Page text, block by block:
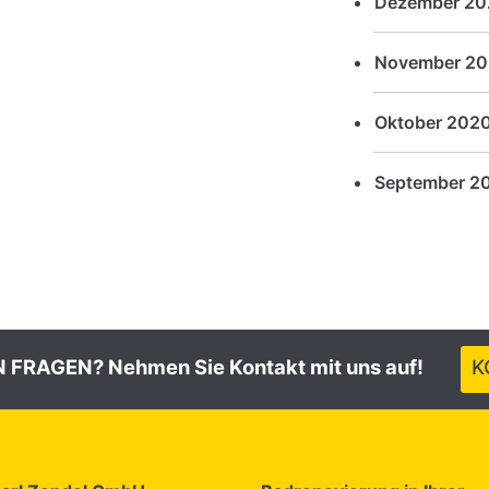
November
Oktober
September
FRAGEN? Nehmen Sie Kontakt mit uns auf!